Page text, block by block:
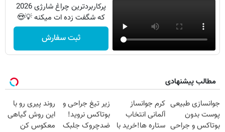
پرکاربردترین چراغ شارژی 2026
که شگفت زده ات میکنه 💡😍
ثبت سفارش
مطالب پیشنهادی
جوانسازی طبیعی
پوست بدون
بوتاکس و جراحی
کرم جوانساز
آلمانی انتخاب
ستاره ها!خرید با
زیر تیغ جراحی و
بوتاکس نروید!
ضدچروک جلبک
روند پیری رو با
این روش گیاهی
معکوس کن